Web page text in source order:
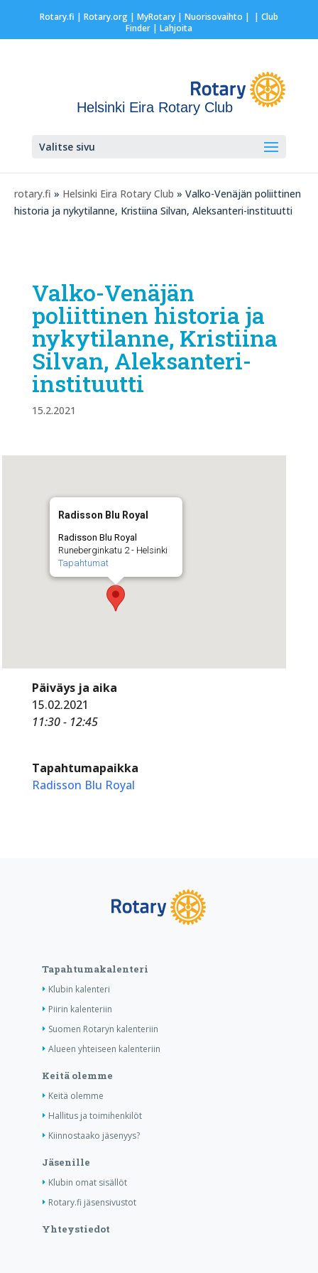
Rotary.fi | Rotary.org| MyRotary | Nuorisovaihto | | Club
Finder| Lahjoita
Helsinki Eira Rotary Club
Valitse sivu
rotary.fi » Helsinki Eira Rotary Club » Valko-Venäjän poliittinen
historia ja nykytilanne, Kristiina Silvan, Aleksanteri-instituutti
Valko-Venäjän
poliittinen historia ja
nykytilanne, Kristiina
Silvan, Aleksanteri-
instituutti
15.2.2021
Radisson Blu Royal
Radisson Blu Royal
Runeberginkatu 2 - Helsinki
Tapahtumat
Päiväys ja aika
15.02.2021
11:30 - 12:45
Tapahtumapaikka
Radisson Blu Royal
Tapahtumakalenteri
Klubin kalenteri
Piirin kalenteriin
Suomen Rotaryn kalenteriin
Alueen yhteiseen kalenteriin
Keitä olemme
Keitä olemme
Hallitus ja toimihenkilöt
Kiinnostaako jäsenyys?
Jäsenille
Klubin omat sisällöt
Rotary.fi jäsensivustot
Yhteystiedot